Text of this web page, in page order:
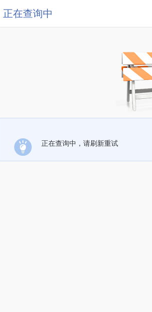
正在查询中
正在查询中，请刷新重试